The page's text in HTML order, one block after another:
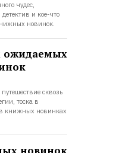
чудес,
и кое-что
новинок.
ожидаемых
сквозь
тоска в
книжных новинках